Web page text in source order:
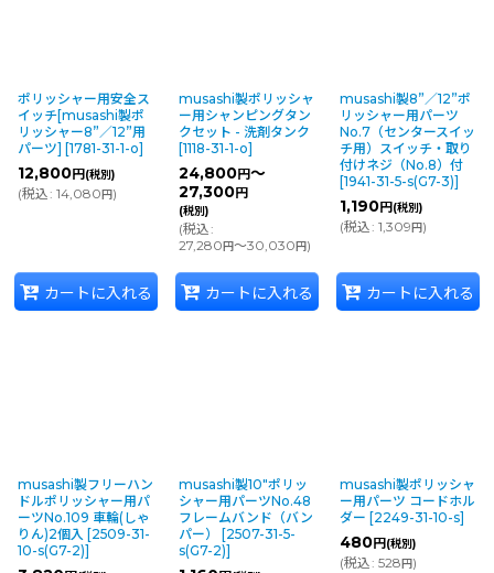
ポリッシャー用安全ス
イッチ[musashi製ポ
リッシャー8”／12”用
パーツ] [1781-31-1-o]
12,800円 (税別)
(税込: 14,080 円)
カートに入れる
musashi製ポリッシャ
ー用シャンピングタン
クセット - 洗剤タンク
[1118-31-1-o]
24,800円～
27,300円
(税別)
(税込:
27,280 円～30,030 円)
カートに入れる
musashi製8”／12”ポ
リッシャー用パーツ
No.7（センタースイッ
チ用）スイッチ・取り
付けネジ（No.8）付
[1941-31-5-s(G7-3)]
1,190円 (税別)
(税込: 1,309 円)
カートに入れる
musashi製フリーハン
ドルポリッシャー用パ
ーツNo.109 車輪(しゃ
りん)2個入 [2509-31-
10-s(G7-2)]
musashi製10"ポリッ
シャー用パーツNo.48
フレームバンド（バン
パー）
[2507-31-5-
s(G7-2)]
musashi製ポリッシャ
ー用パーツ コードホル
ダー [2249-31-10-s]
480円 (税別)
(税込: 528 円)